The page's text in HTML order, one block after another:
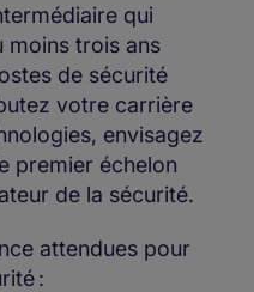
qui
moins trois ans
de sécurité
votre carrière
envisagez
premier échelon
de la sécurité.
attendues pour
: